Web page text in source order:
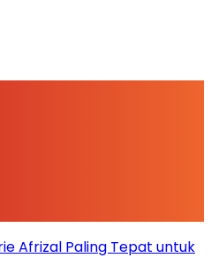
Afrizal Paling Tepat untuk